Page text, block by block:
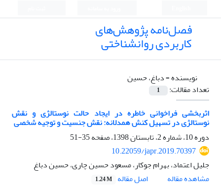
فصل‌نامه پژوهش‌های
کاربردی روانشناختی
نویسنده =دباغ، حسین
تعداد مقالات:
1
اثربخشی فراخوانی خاطره‌ در ایجاد حالت نوستالژی و نقش
نوستالژی در تسهیل کنش همدلانه: نقش جنسیت و توجیه شخصی
دوره 10، شماره 2، تابستان 1398، صفحه
35-51
10.22059/japr.2019.70397
جلیل اعتماد، بهرام جوکار، مسعود حسین چاری، حسین دباغ
مشاهده مقاله
اصل مقاله 1.24 M